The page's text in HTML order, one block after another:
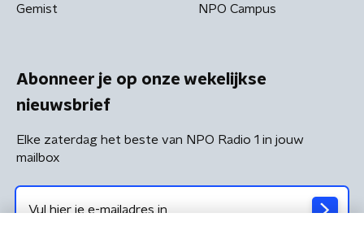
Gemist NPO Campus
Abonneer je op onze wekelijkse
nieuwsbrief
Elke zaterdag het beste van NPO Radio 1 in jouw
mailbox